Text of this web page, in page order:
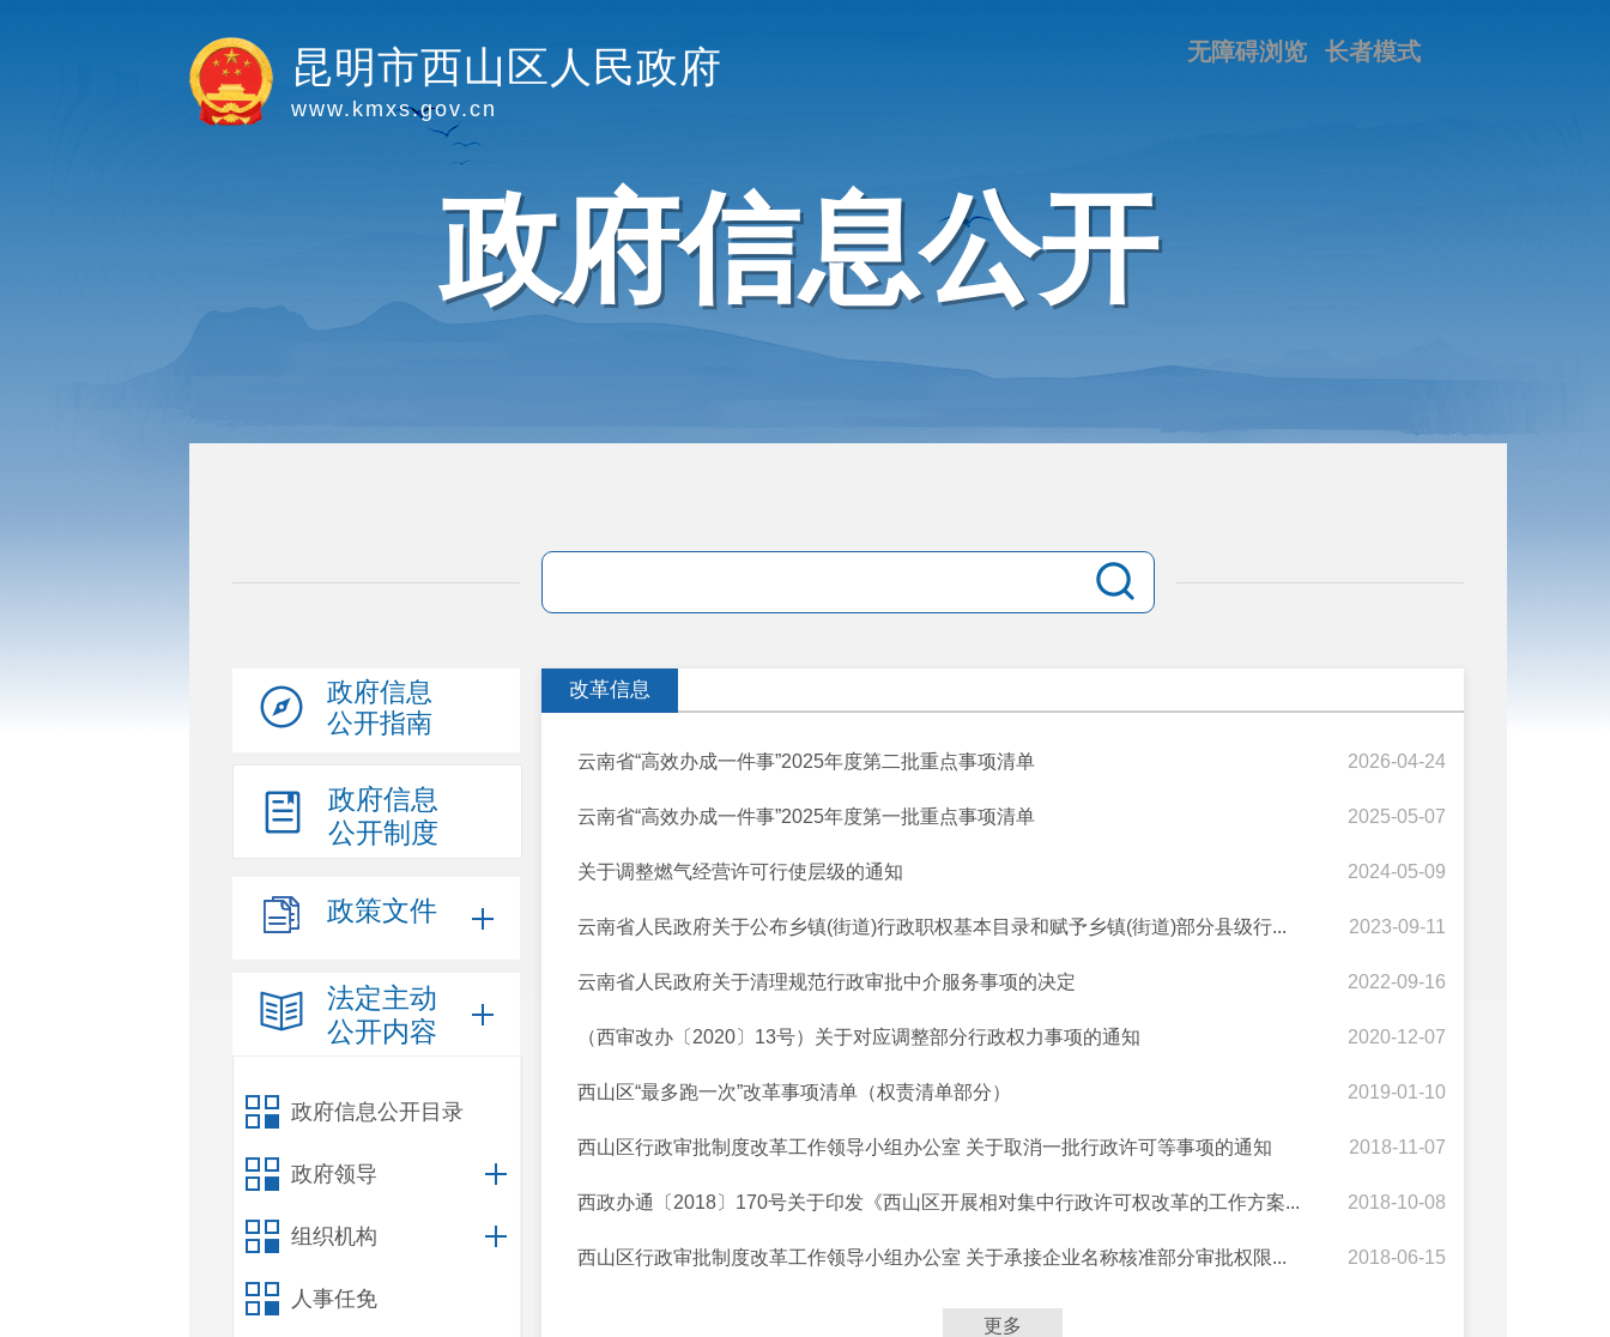
昆明市西山区人民政府
www.kmxs.gov.cn
长者模式
无障碍浏览
政府信息公开
政府信息
公开指南
政府信息
公开制度
政策文件
法定主动
公开内容
政府信息公开目录
政府领导
组织机构
人事任免
改革信息
云南省“高效办成一件事”2025年度第二批重点事项清单 2026-04-24
云南省“高效办成一件事”2025年度第一批重点事项清单 2025-05-07
关于调整燃气经营许可行使层级的通知 2024-05-09
云南省人民政府关于公布乡镇(街道)行政职权基本目录和赋予乡镇(街道)部分县级行... 2023-09-11
云南省人民政府关于清理规范行政审批中介服务事项的决定 2022-09-16
（西审改办〔2020〕13号）关于对应调整部分行政权力事项的通知 2020-12-07
西山区“最多跑一次”改革事项清单（权责清单部分） 2019-01-10
西山区行政审批制度改革工作领导小组办公室 关于取消一批行政许可等事项的通知 2018-11-07
西政办通〔2018〕170号关于印发《西山区开展相对集中行政许可权改革的工作方案... 2018-10-08
西山区行政审批制度改革工作领导小组办公室 关于承接企业名称核准部分审批权限... 2018-06-15
更多